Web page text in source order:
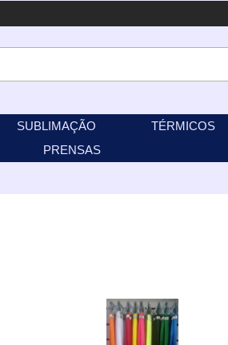
SUBLIMAÇÃO
TÉRMICOS
PRENSAS